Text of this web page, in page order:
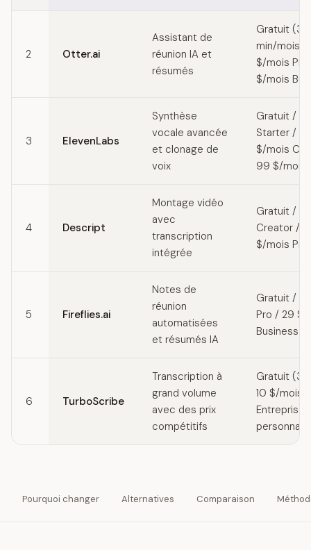
2 Otter.ai
Assistant de
réunion IA et
résumés
Gratuit (30
min/mois)
$/mois
$/mois
3 ElevenLabs
Synthèse
vocale avancée
et clonage de
voix
Gratuit / 5
Starter / 22
$/mois
99 $/mois
4 Descript
Montage vidéo
avec
transcription
intégrée
Gratuit /
Creator /
$/mois Pro
5 Fireflies.ai
Notes de
réunion
automatisées
et résumés IA
Gratuit /
Pro / 29 $/
Business
6 TurboScribe
Transcription à
grand volume
avec des prix
compétitifs
Gratuit
10 $/mois
Entreprise
Pourquoi changer Alternatives Comparaison